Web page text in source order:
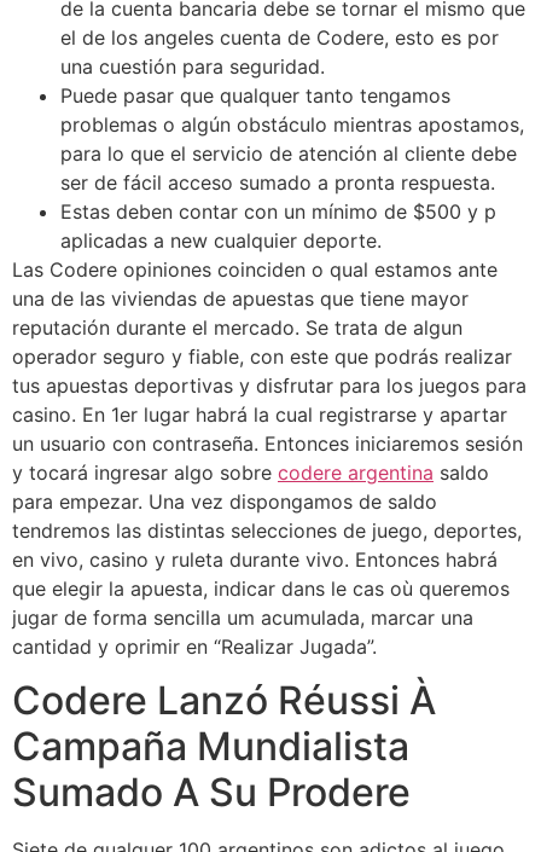
de la cuenta bancaria debe se tornar el mismo que
el de los angeles cuenta de Codere, esto es por
una cuestión para seguridad.
Puede pasar que qualquer tanto tengamos
problemas o algún obstáculo mientras apostamos,
para lo que el servicio de atención al cliente debe
ser de fácil acceso sumado a pronta respuesta.
Estas deben contar con un mínimo de $500 y p
aplicadas a new cualquier deporte.
Las Codere opiniones coinciden o qual estamos ante
una de las viviendas de apuestas que tiene mayor
reputación durante el mercado. Se trata de algun
operador seguro y fiable, con este que podrás realizar
tus apuestas deportivas y disfrutar para los juegos para
casino. En 1er lugar habrá la cual registrarse y apartar
un usuario con contraseña. Entonces iniciaremos sesión
y tocará ingresar algo sobre codere argentina saldo
para empezar. Una vez dispongamos de saldo
tendremos las distintas selecciones de juego, deportes,
en vivo, casino y ruleta durante vivo. Entonces habrá
que elegir la apuesta, indicar dans le cas où queremos
jugar de forma sencilla um acumulada, marcar una
cantidad y oprimir en “Realizar Jugada”.
Codere Lanzó Réussi À
Campaña Mundialista
Sumado A Su Prodere